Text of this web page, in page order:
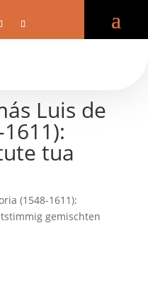
Luis de
tua
(1548-1611):
gemischten